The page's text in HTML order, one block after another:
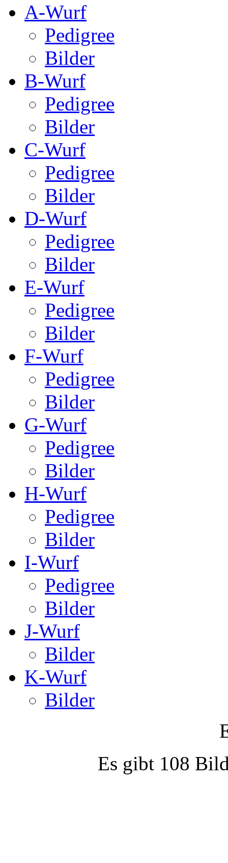
A-Wurf
Pedigree
Bilder
B-Wurf
Pedigree
Bilder
C-Wurf
Pedigree
Bilder
D-Wurf
Pedigree
Bilder
E-Wurf
Pedigree
Bilder
F-Wurf
Pedigree
Bilder
G-Wurf
Pedigree
Bilder
H-Wurf
Pedigree
Bilder
I-Wurf
Pedigree
Bilder
J-Wurf
Bilder
K-Wurf
Bilder
Es gibt 108